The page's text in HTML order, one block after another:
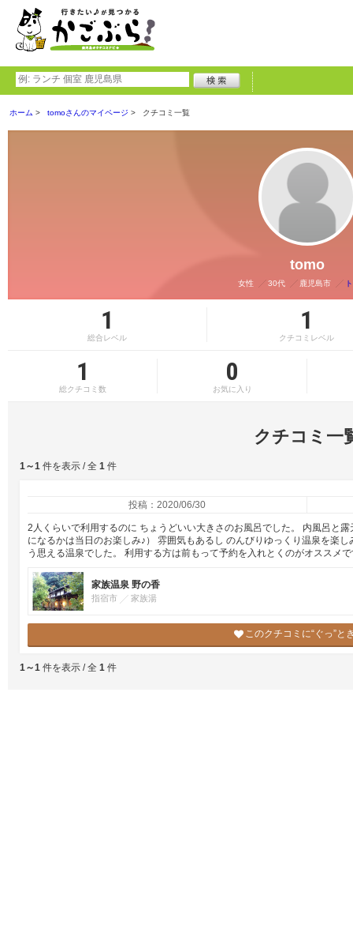
ホーム tomoさんのマイページ クチコミ一覧
tomo
女性 30代 鹿児島市
1
総合レベル
1
クチコミレベル
1
総クチコミ数
0
お気に入り
クチコミ一
1～1 件を表示 / 全 1 件
投稿：2020/06/30
2人くらいで利用するのに ちょうどいい大きさのお風呂でした。 内風呂と
になるかは当日のお楽しみ♪） 雰囲気もあるし のんびりゆっくり温泉を楽
う思える温泉でした。 利用する方は前もって予約を入れとくのがオススメ
家族温泉 野の香
指宿市 家族湯
このクチコミに“ぐっ”と
1～1 件を表示 / 全 1 件